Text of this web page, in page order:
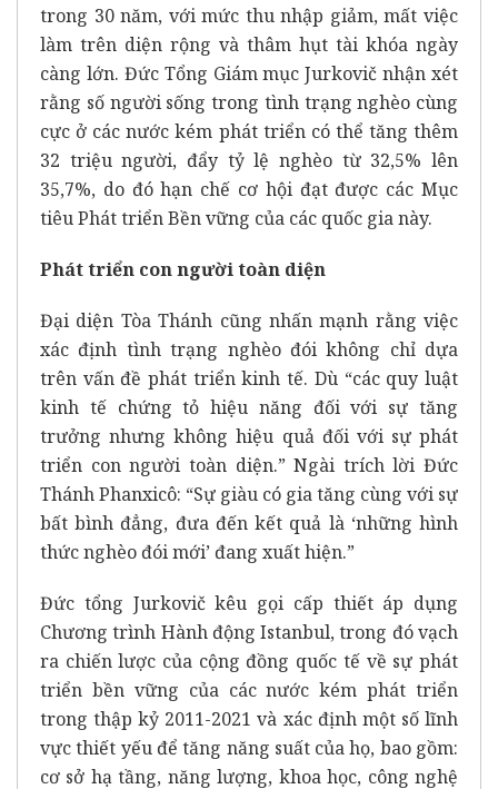
trong 30 năm, với mức thu nhập giảm, mất việc
làm trên diện rộng và thâm hụt tài khóa ngày
càng lớn. Đức Tổng Giám mục Jurkovič nhận xét
rằng số người sống trong tình trạng nghèo cùng
cực ở các nước kém phát triển có thể tăng thêm
32 triệu người, đẩy tỷ lệ nghèo từ 32,5% lên
35,7%, do đó hạn chế cơ hội đạt được các Mục
tiêu Phát triển Bền vững của các quốc gia này.
Phát triển con người toàn diện
Đại diện Tòa Thánh cũng nhấn mạnh rằng việc
xác định tình trạng nghèo đói không chỉ dựa
trên vấn đề phát triển kinh tế. Dù “các quy luật
kinh tế chứng tỏ hiệu năng đối với sự tăng
trưởng nhưng không hiệu quả đối với sự phát
triển con người toàn diện.” Ngài trích lời Đức
Thánh Phanxicô: “Sự giàu có gia tăng cùng với sự
bất bình đẳng, đưa đến kết quả là ‘những hình
thức nghèo đói mới’ đang xuất hiện.”
Đức tổng Jurkovič kêu gọi cấp thiết áp dụng
Chương trình Hành động Istanbul, trong đó vạch
ra chiến lược của cộng đồng quốc tế về sự phát
triển bền vững của các nước kém phát triển
trong thập kỷ 2011-2021 và xác định một số lĩnh
vực thiết yếu để tăng năng suất của họ, bao gồm:
cơ sở hạ tầng, năng lượng, khoa học, công nghệ